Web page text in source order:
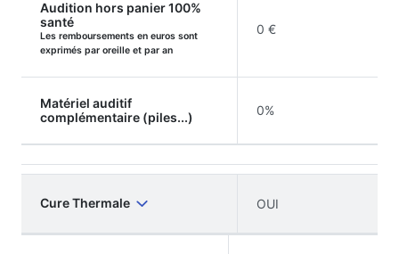
Audition hors panier 100%
santé
Les remboursements en euros sont
exprimés par oreille et par an
0 €
Matériel auditif
complémentaire (piles...)
0%
Cure Thermale OUI